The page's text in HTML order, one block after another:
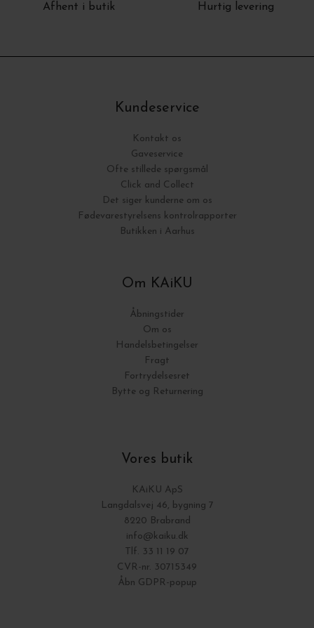
Afhent i butik Hurtig levering
Kundeservice
Kontakt os
Gaveservice
Ofte stillede spørgsmål
Click and Collect
Det siger kunderne om os
Fødevarestyrelsens kontrolrapporter
Butikken i Aarhus
Om KAiKU
Åbningstider
Om os
Handelsbetingelser
Fragt
Fortrydelsesret
Bytte og Returnering
Vores butik
KAiKU ApS
Langdalsvej 46, bygning 7
8220 Brabrand
info@kaiku.dk
Tlf. 33 11 19 07
CVR-nr. 30715349
Åbn GDPR-popup